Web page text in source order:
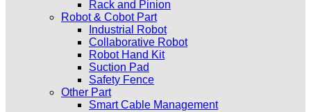
Rack and Pinion
Robot & Cobot Part
Industrial Robot
Collaborative Robot
Robot Hand Kit
Suction Pad
Safety Fence
Other Part
Smart Cable Management